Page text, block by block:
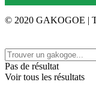
© 2020 GAKOGOE |
Pas de résultat
Voir tous les résultats